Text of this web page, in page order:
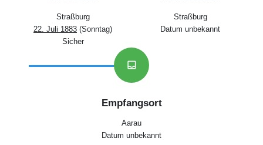
Straßburg
22. Juli 1883 (Sonntag)
Sicher
Straßburg
Datum unbekannt
inbox
Empfangsort
Aarau
Datum unbekannt